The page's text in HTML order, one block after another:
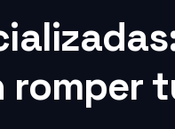
romper